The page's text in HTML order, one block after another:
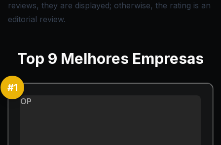
reviews, they are displayed; otherwise, the rating is an
editorial review.
Top 9 Melhores Empresas
#1
OP